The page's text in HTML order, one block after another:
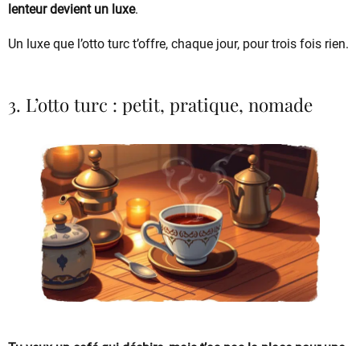
lenteur devient un luxe.
Un luxe que l’otto turc t’offre, chaque jour, pour trois fois rien.
3. L’otto turc : petit, pratique, nomade